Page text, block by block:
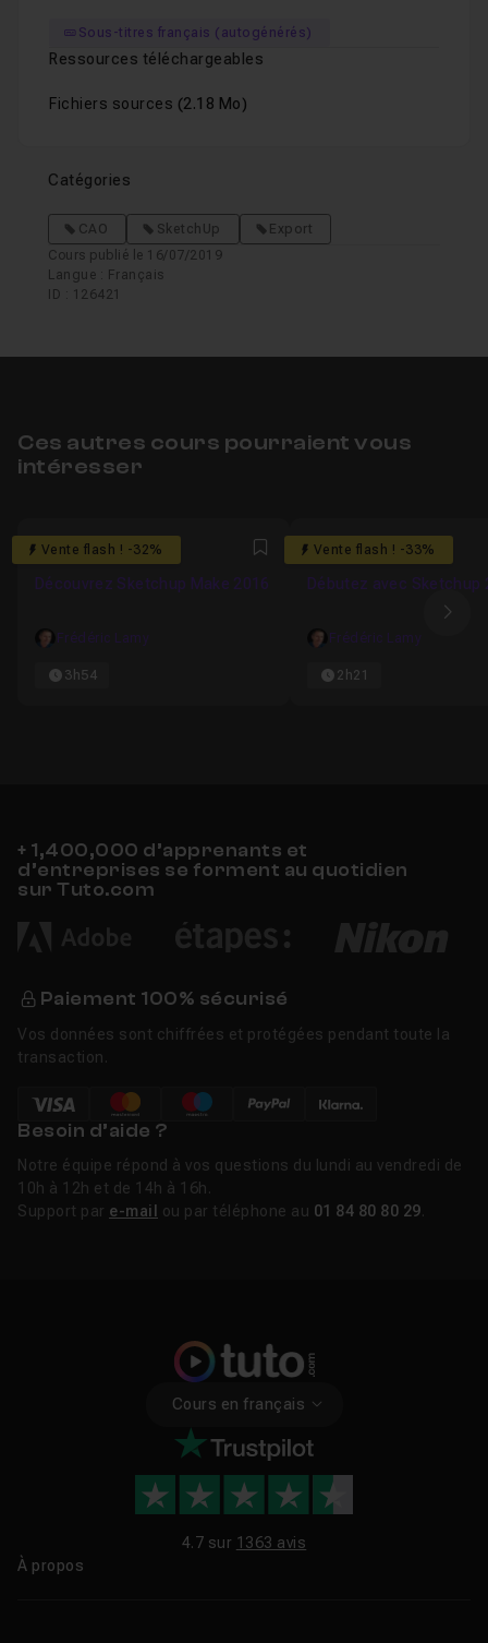
Sous-titres français (autogénérés)
Ressources téléchargeables
Fichiers sources (2.18 Mo)
Catégories
CAO SketchUp
Export
Cours publié le 16/07/2019
Langue : Français
ID : 126421
Ces autres cours pourraient vous
intéresser
Vente flash ! -32%
5 Favori
Découvrez Sketchup Make 2016
Frédéric Lamy
3h54
Vente flash ! -33%
4.8666666666667
Débutez avec Sketchup
Frédéric Lamy
2h21
+ 1,400,000 d’apprenants et
d’entreprises se forment au quotidien
sur Tuto.com
Paiement 100% sécurisé
Vos données sont chiffrées et protégées pendant toute la
transaction.
Besoin d’aide ?
Notre équipe répond à vos questions du lundi au vendredi de
10h à 12h et de 14h à 16h.
Support par e-mail ou par téléphone au 01 84 80 80 29
Cours en français
4.7 sur 1363 avis
À propos